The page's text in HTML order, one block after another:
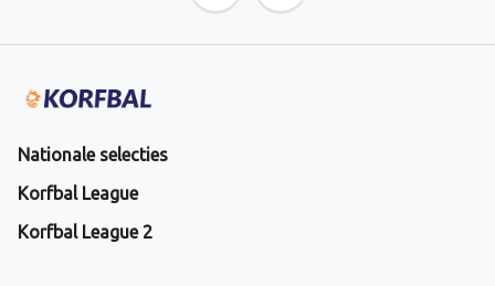
Nationale selecties
Korfbal League
Korfbal League 2